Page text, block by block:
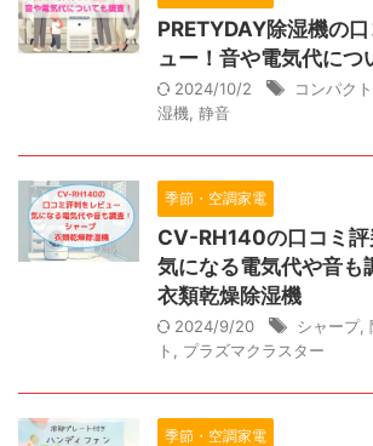
PRETYDAY除湿機の
ュー！音や電気代につ
2024/10/2 コンパクト
湿機 静音
季節・空調家電
CV-RH140の口コミ評
気になる電気代や音も
衣類乾燥除湿機
2024/9/20 シャープ,
ト
プラズマクラスター
季節・空調家電